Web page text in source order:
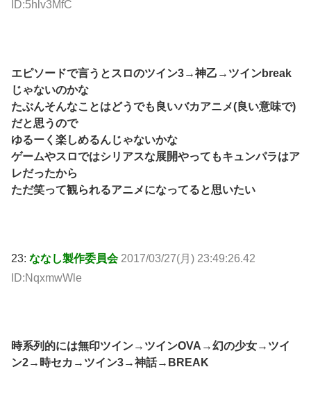
ID:5hlv3MfC
エピソードで言うとスロのツイン3→神乙→ツインbreak
じゃないのかな
たぶんそんなことはどうでも良いバカアニメ(良い意味で)
だと思うので
ゆるーく楽しめるんじゃないかな
ゲームやスロではシリアスな展開やってもキュンパラはア
レだったから
ただ笑って観られるアニメになってると思いたい
23: ななし製作委員会 2017/03/27(月) 23:49:26.42
ID:NqxmwWle
時系列的には無印ツイン→ツインOVA→幻の少女→ツイ
ン2→時セカ→ツイン3→神話→BREAK